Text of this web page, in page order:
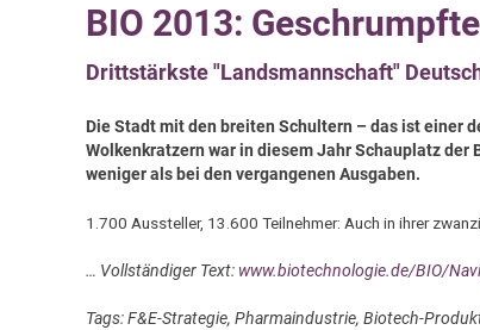
BIO 2013:
Drittstärkste "Landsmannschaft"
Die Stadt mit den breiten Schultern – das ist einer
Wolkenkratzern war in diesem Jahr Schauplatz der
weniger als bei den vergangenen Ausgaben.
1.700 Aussteller, 13.600 Teilnehmer: Auch in ihrer
… Vollständiger Text: www.biotechnologie.de/BIO/
Tags: F&E-Strategie, Pharmaindustrie, Biotech-